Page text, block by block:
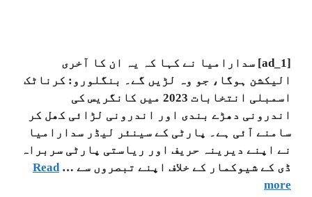
[ad_1] سدارامیا نے کہا کہ یہ ان کا آخری
الیکشن ہوگا، جو وہ لڑیں گے۔ بنگلورو: کرناٹک
اسمبلی انتخابات 2023 میں کانگریس کی
اندرونی دھڑے بندی اور اندرونی لڑائی کھل کر
سامنے آئی ہے۔ پارٹی کے سینئر لیڈر سدارامیا
نے اپنے دیرینہ حریف اور ریاستی پارٹی سربراہ
ڈی کے شیوکمار کے خلاف اپنے تبصروں سے … Read
more